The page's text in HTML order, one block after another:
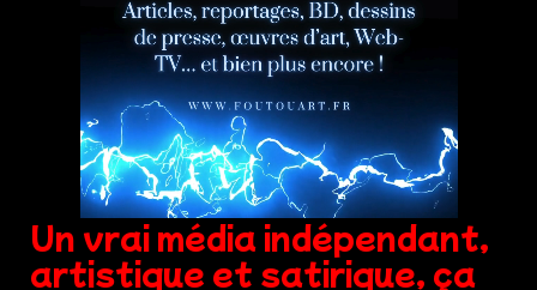
Un vrai média indépendant,
artistique et satirique, ça